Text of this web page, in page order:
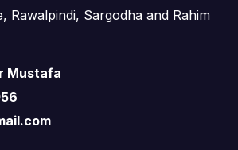
Rawalpindi, Sargodha and Rahim
Mustafa